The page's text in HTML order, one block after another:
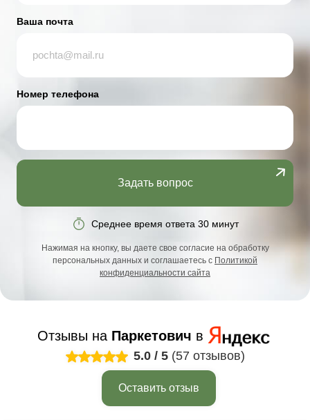
Ваша почта
Номер телефона
Задать вопрос
Среднее время ответа 30 минут
Нажимая на кнопку, вы даете свое согласие на обработку
персональных данных и соглашаетесь с Политикой
конфиденциальности сайта
Отзывы на Паркетович в
5.0 / 5 (57 отзывов)
Оставить отзыв